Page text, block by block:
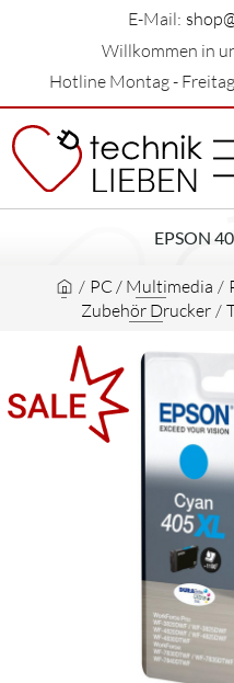
E-Mail:
Willkommen in
Hotline Montag -
EPSON
/ PC / Multimedia /
Zubehör Drucker /